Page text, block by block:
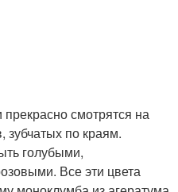
смотрятся на
зубчатых по краям.
голубыми,
Все эти цвета